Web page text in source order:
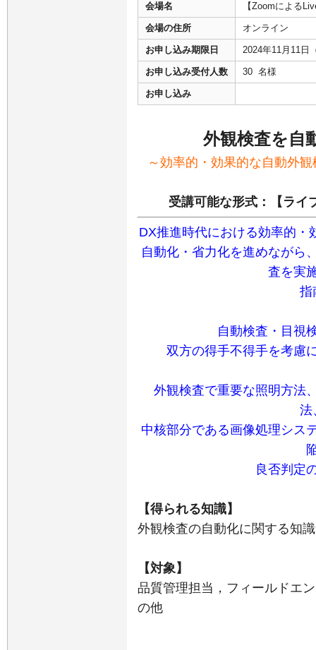
会場名 【Zoomによる
会場の住所 オンライン
お申し込み期限日 2024年11月11日
お申し込み受付人数 30 名様
お申し込み
外観検査を自
～効率的・効果的な自動外
受講可能な形式：【ライ
DX推進時代における効率的・
自動化・省力化を進めながら
査を実
指
自動検査・目視
双方の得手不得手を考慮
外観検査で重要な照明方法
法
中核部分である画像処理シス
良否判定
【得られる知識】
外観検査の自動化に関する知
【対象】
品質管理担当，フィールドエ
の他